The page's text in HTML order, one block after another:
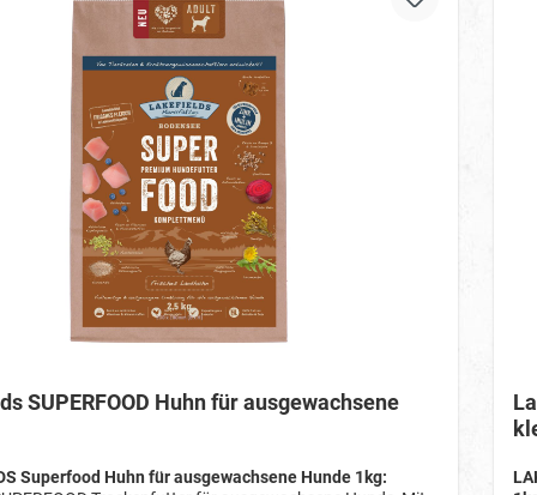
SUPERFOOD Huhn für ausgewachsene
Superfood Huhn für ausgewachsene Hunde 1kg: